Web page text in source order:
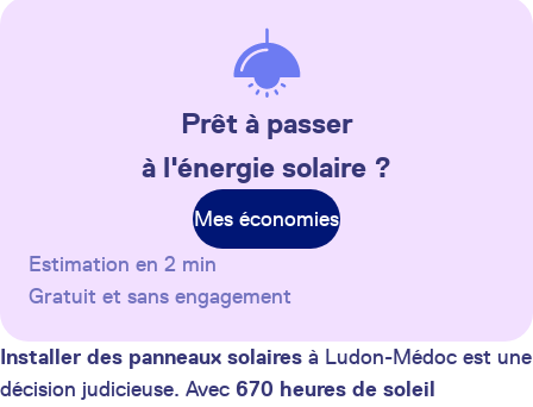
Prêt à passer
à l'énergie solaire ?
Mes économies
Estimation en 2 min
Gratuit et sans engagement
Installer des panneaux solaires à Ludon-Médoc est une
décision judicieuse. Avec 670 heures de soleil